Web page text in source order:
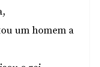
um homem a